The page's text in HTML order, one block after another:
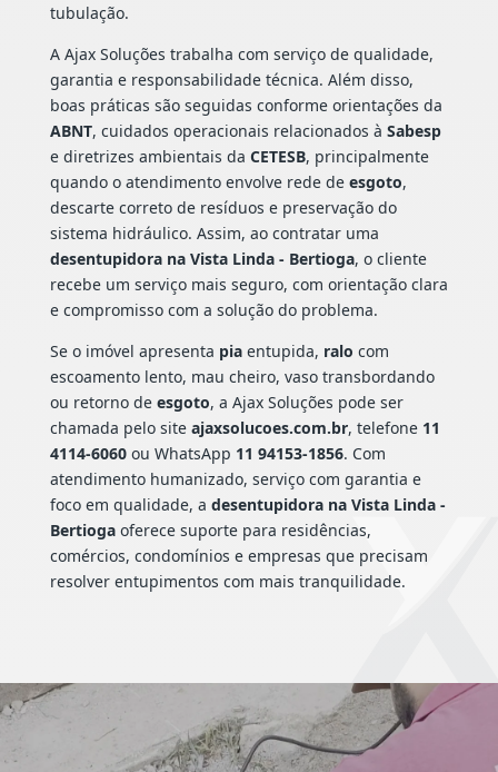
tubulação.
A Ajax Soluções trabalha com serviço de qualidade,
garantia e responsabilidade técnica. Além disso,
boas práticas são seguidas conforme orientações da
ABNT, cuidados operacionais relacionados à Sabesp
e diretrizes ambientais da CETESB, principalmente
quando o atendimento envolve rede de esgoto,
descarte correto de resíduos e preservação do
sistema hidráulico. Assim, ao contratar uma
desentupidora na Vista Linda - Bertioga, o cliente
recebe um serviço mais seguro, com orientação clara
e compromisso com a solução do problema.
Se o imóvel apresenta piaentupida, ralo com
escoamento lento, mau cheiro, vaso transbordando
ou retorno de esgoto, a Ajax Soluções pode ser
chamada pelo site ajaxsolucoes.com.br, telefone 11
4114-6060ou WhatsApp 11 94153-1856. Com
atendimento humanizado, serviço com garantia e
foco em qualidade, a desentupidora na Vista Linda -
Bertiogaoferece suporte para residências,
comércios, condomínios e empresas que precisam
resolver entupimentos com mais tranquilidade.